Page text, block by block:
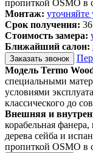
пропиткой OSMO в
Монтаж: уточняйте
Срок получения:
Стоимость замера:
Ближайший салон:
Заказать звонок
Модель Termo
специальными
условиями
классического до
Внешняя и
корабельная
дерева сейба и
пропиткой OSMO в